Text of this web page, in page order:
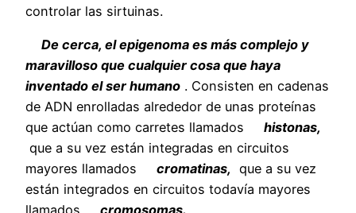
controlar las sirtuinas.
De cerca, el epigenoma es más complejo y
maravilloso que cualquier cosa que haya
inventado el ser humano . Consisten en cadenas
de ADN enrolladas alrededor de unas proteínas
que actúan como carretes llamados
histonas,
que a su vez están integradas en circuitos
mayores llamados
cromatinas, que a su vez
están integrados en circuitos todavía mayores